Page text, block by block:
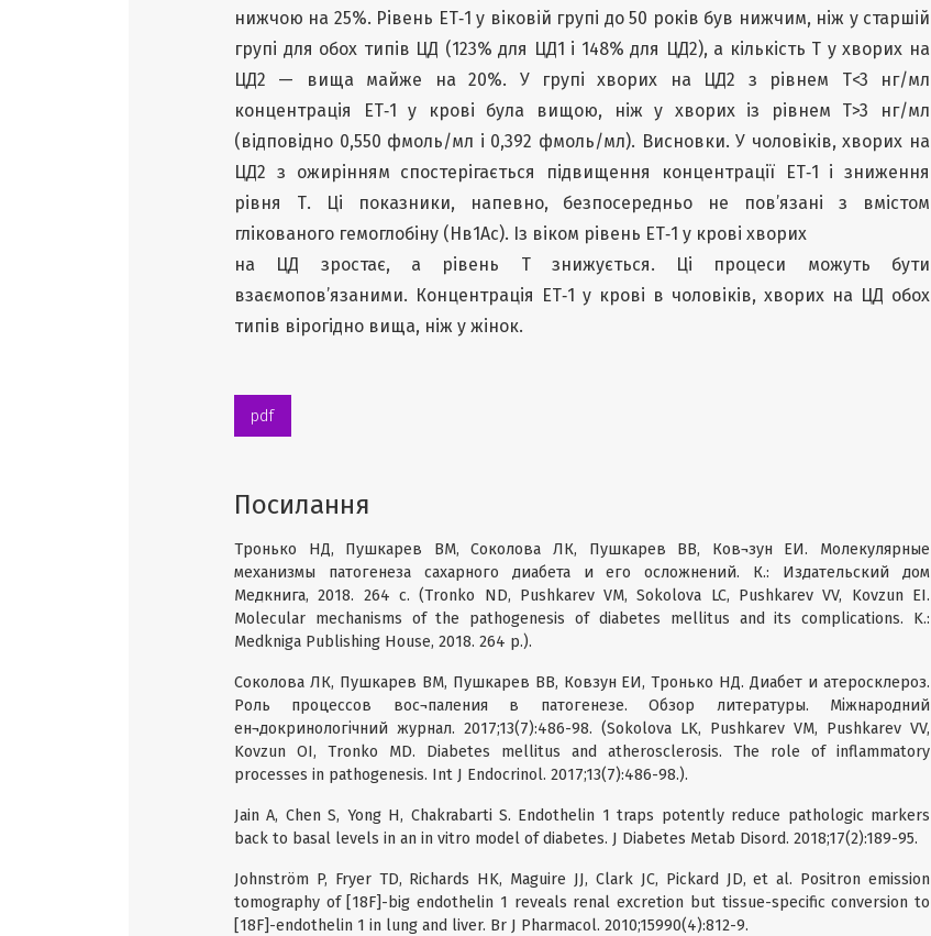
нижчою на 25%. Рівень ЕТ‑1 у віковій групі до 50 років був нижчим, ніж у старшій
групі для обох типів ЦД (123% для ЦД1 і 148% для ЦД2), а кількість Т у хворих на
ЦД2 — вища майже на 20%. У групі хворих на ЦД2 з рівнем Т<3 нг/мл
концентрація ЕТ‑1 у крові була вищою, ніж у хворих із рівнем Т>3 нг/мл
(відповідно 0,550 фмоль/мл і 0,392 фмоль/мл). Висновки. У чоловіків, хворих на
ЦД2 з ожирінням спостерігається підвищення концентрації ЕТ‑1 і зниження
рівня Т. Ці показники, напевно, безпосередньо не пов’язані з вмістом
глікованого гемоглобіну (Нв1Ас). Із віком рівень ЕТ‑1 у крові хворих
на ЦД зростає, а рівень Т знижується. Ці процеси можуть бути
взаємопов’язаними. Концентрація ЕТ‑1 у крові в чоловіків, хворих на ЦД обох
типів вірогідно вища, ніж у жінок.
pdf
Посилання
Тронько НД, Пушкарев ВМ, Соколова ЛК, Пушкарев ВВ, Ков¬зун ЕИ. Молекулярные
механизмы патогенеза сахарного диабета и его осложнений. К.: Издательский дом
Медкнига, 2018. 264 с. (Tronko ND, Pushkarev VM, Sokolova LC, Pushkarev VV, Kovzun EI.
Molecular mechanisms of the pathogenesis of diabetes mellitus and its complications. K.:
Medkniga Publishing House, 2018. 264 p.).
Соколова ЛК, Пушкарев ВМ, Пушкарев ВВ, Ковзун ЕИ, Тронько НД. Диабет и атеросклероз.
Роль процессов вос¬паления в патогенезе. Обзор литературы. Міжнародний
ен¬докринологічний журнал. 2017;13(7):486-98. (Sokolova LK, Pushkarev VM, Pushkarev VV,
Kovzun OI, Tronko MD. Diabetes mellitus and atherosclerosis. The role of inflammatory
processes in pathogenesis. Int J Endocrinol. 2017;13(7):486-98.).
Jain A, Chen S, Yong H, Chakrabarti S. Endothelin 1 traps potently reduce pathologic markers
back to basal levels in an in vitro model of diabetes. J Diabetes Metab Disord. 2018;17(2):189-95.
Johnström P, Fryer TD, Richards HK, Maguire JJ, Clark JC, Pickard JD, et al. Positron emission
tomography of [18F]-big endothelin 1 reveals renal excretion but tissue-specific conversion to
[18F]-endothelin 1 in lung and liver. Br J Pharmacol. 2010;15990(4):812-9.